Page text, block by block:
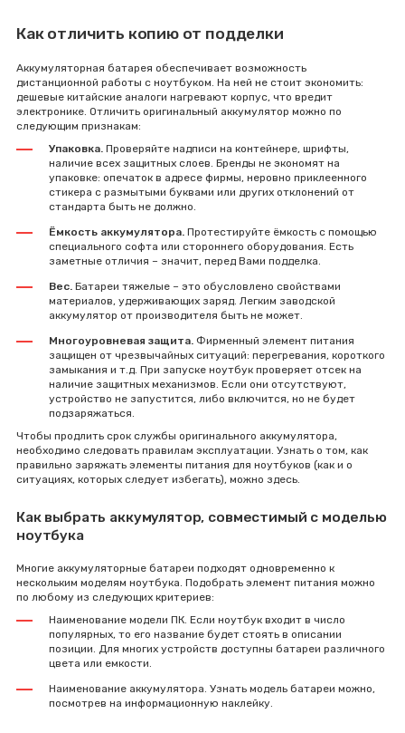
Как отличить копию от подделки
Аккумуляторная батарея обеспечивает возможность
дистанционной работы с ноутбуком. На ней не стоит экономить:
дешевые китайские аналоги нагревают корпус, что вредит
электронике. Отличить оригинальный аккумулятор можно по
следующим признакам:
Упаковка. Проверяйте надписи на контейнере, шрифты,
наличие всех защитных слоев. Бренды не экономят на
упаковке: опечаток в адресе фирмы, неровно приклеенного
стикера с размытыми буквами или других отклонений от
стандарта быть не должно.
Ёмкость аккумулятора. Протестируйте ёмкость с помощью
специального софта или стороннего оборудования. Есть
заметные отличия – значит, перед Вами подделка.
Вес. Батареи тяжелые – это обусловлено свойствами
материалов, удерживающих заряд. Легким заводской
аккумулятор от производителя быть не может.
Многоуровневая защита. Фирменный элемент питания
защищен от чрезвычайных ситуаций: перегревания, короткого
замыкания и т.д. При запуске ноутбук проверяет отсек на
наличие защитных механизмов. Если они отсутствуют,
устройство не запустится, либо включится, но не будет
подзаряжаться.
Чтобы продлить срок службы оригинального аккумулятора,
необходимо следовать правилам эксплуатации. Узнать о том, как
правильно заряжать элементы питания для ноутбуков (как и о
ситуациях, которых следует избегать), можно здесь.
Как выбрать аккумулятор, совместимый с моделью
ноутбука
Многие аккумуляторные батареи подходят одновременно к
нескольким моделям ноутбука. Подобрать элемент питания можно
по любому из следующих критериев:
Наименование модели ПК. Если ноутбук входит в число
популярных, то его название будет стоять в описании
позиции. Для многих устройств доступны батареи различного
цвета или емкости.
Наименование аккумулятора. Узнать модель батареи можно,
посмотрев на информационную наклейку.